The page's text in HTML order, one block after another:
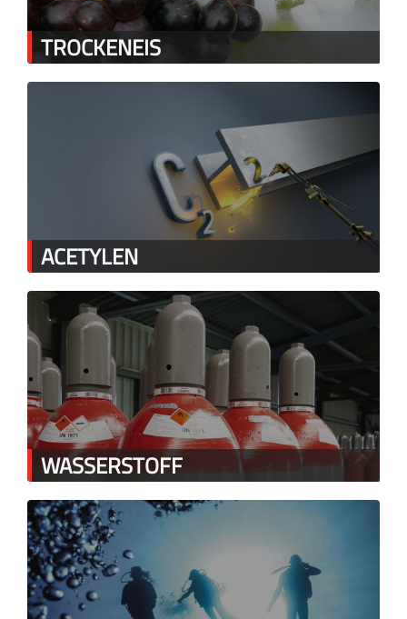
TROCKENEIS
ACETYLEN
WASSERSTOFF